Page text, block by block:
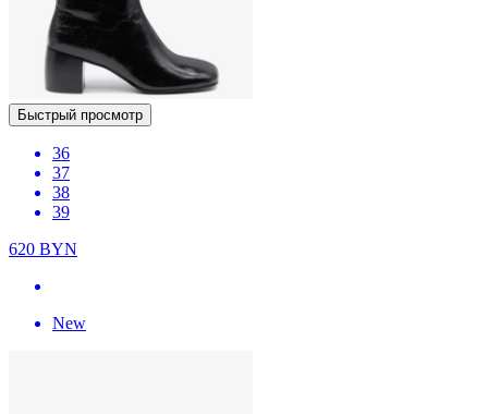
Быстрый просмотр
36
37
38
39
620 BYN
New